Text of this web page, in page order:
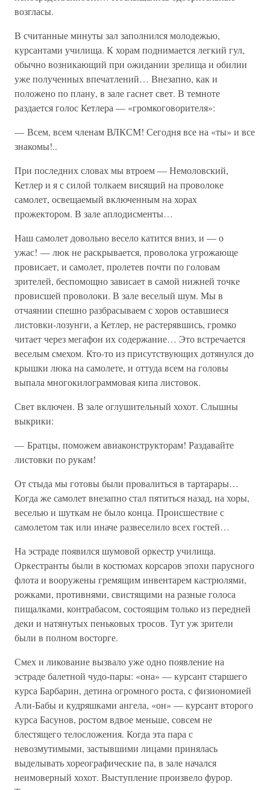
возгласы.
В считанные минуты зал заполнился молодежью,
курсантами училища. К хорам поднимается легкий гул,
обычно возникающий при ожидании зрелища и обилии
уже полученных впечатлений… Внезапно, как и
положено по плану, в зале гаснет свет. В темноте
раздается голос Кетлера — «громкоговорителя»:
— Всем, всем членам ВЛКСМ! Сегодня все на «ты» и все
знакомы!..
При последних словах мы втроем — Немоловский,
Кетлер и я с силой толкаем висящий на проволоке
самолет, освещаемый включенным на хорах
прожектором. В зале аплодисменты…
Наш самолет довольно весело катится вниз, и — о
ужас! — люк не раскрывается, проволока угрожающе
провисает, и самолет, пролетев почти по головам
зрителей, беспомощно зависает в самой нижней точке
провисшей проволоки. В зале веселый шум. Мы в
отчаянии спешно разбрасываем с хоров оставшиеся
листовки-лозунги, а Кетлер, не растерявшись, громко
читает через мегафон их содержание… Это встречается
веселым смехом. Кто-то из присутствующих дотянулся до
крышки люка на самолете, и оттуда всем на головы
выпала многокилограммовая кипа листовок.
Свет включен. В зале оглушительный хохот. Слышны
выкрики:
— Братцы, поможем авиаконструкторам! Раздавайте
листовки по рукам!
От стыда мы готовы были провалиться в тартарары…
Когда же самолет внезапно стал пятиться назад, на хоры,
веселью и шуткам не было конца. Происшествие с
самолетом так или иначе развеселило всех гостей…
На эстраде появился шумовой оркестр училища.
Оркестранты были в костюмах корсаров эпохи парусного
флота и вооружены гремящим инвентарем кастрюлями,
рожками, противнями, свистящими на разные голоса
пищалками, контрабасом, состоящим только из передней
деки и натянутых пеньковых тросов. Тут уж зрители
были в полном восторге.
Смех и ликование вызвало уже одно появление на
эстраде балетной чудо-пары: «она» — курсант старшего
курса Барбарин, детина огромного роста, с физиономией
Али-Бабы и кудряшками ангела, «он» — курсант второго
курса Басунов, ростом вдвое меньше, совсем не
блестящего телосложения. Когда эта пара с
невозмутимыми, застывшими лицами принялась
выделывать хореографические па, в зале начался
неимоверный хохот. Выступление произвело фурор.